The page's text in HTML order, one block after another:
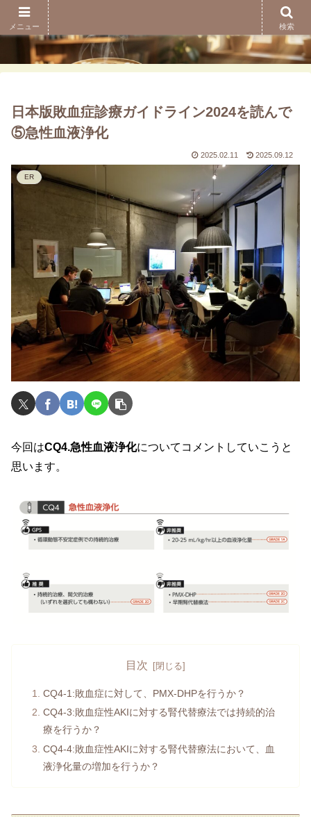
日本版敗血症診療ガイドライン2024を読んで
⑤急性血液浄化
2025.02.11 2025.09.12
ER
今回はCQ4.急性血液浄化についてコメントしていこうと
思います。
目次
CQ4-1:敗血症に対して、PMX-DHPを行うか？
CQ4-3:敗血症性AKIに対する腎代替療法では持続的治
療を行うか？
CQ4-4:敗血症性AKIに対する腎代替療法において、血
液浄化量の増加を行うか？
メニュー 検索